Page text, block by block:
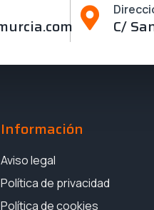
C/
Información
Aviso legal
Política de privacidad
Política de cookies